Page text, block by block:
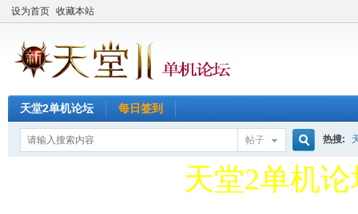
设为首页 收藏本站
天堂2单机论坛 每日签到
帖子
搜
热搜:
天堂2单机
QQ新群
天堂2单机